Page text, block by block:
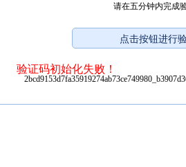
请在五分钟内完成
验证码初始化失败！